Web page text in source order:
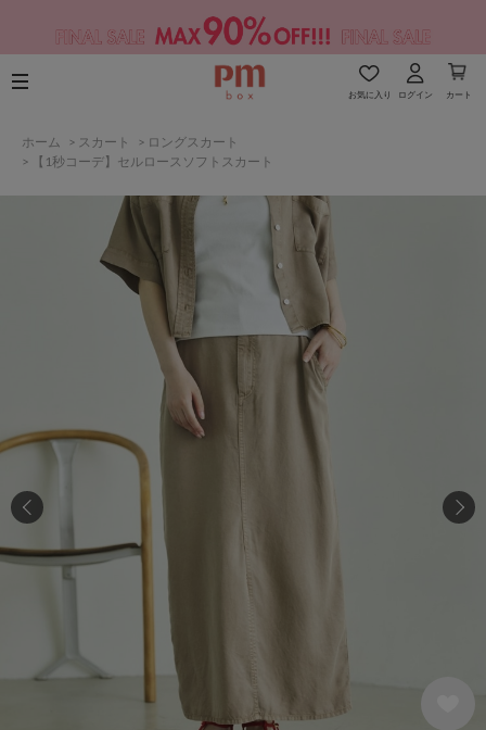
お気に入り ログイン カート
ホーム > スカート > ロングスカート
>
【1秒コーデ】セルロースソフトスカート